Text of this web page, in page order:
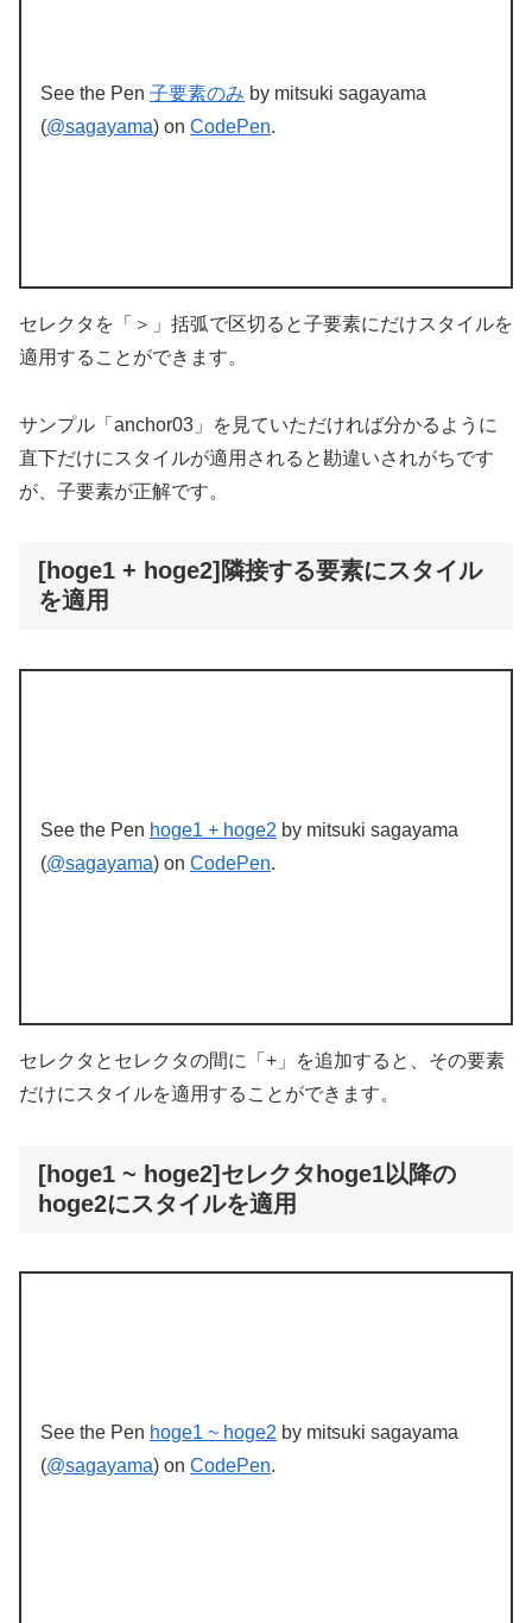
See the Pen 子要素のみ by mitsuki sagayama
(@sagayama) on CodePen.
セレクタを「＞」括弧で区切ると子要素にだけスタイルを
適用することができます。
サンプル「anchor03」を見ていただければ分かるように
直下だけにスタイルが適用されると勘違いされがちです
が、子要素が正解です。
[hoge1 + hoge2]隣接する要素にスタイル
を適用
See the Pen hoge1 + hoge2 by mitsuki sagayama
(@sagayama) on CodePen.
セレクタとセレクタの間に「+」を追加すると、その要素
だけにスタイルを適用することができます。
[hoge1 ~ hoge2]セレクタhoge1以降の
hoge2にスタイルを適用
See the Pen hoge1 ~ hoge2 by mitsuki sagayama
(@sagayama) on CodePen.